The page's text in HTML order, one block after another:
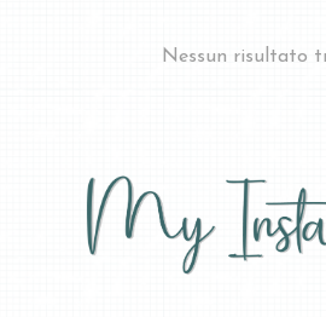
Nessun risultato